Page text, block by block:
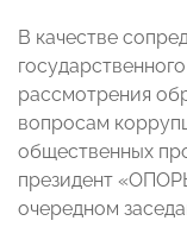
В качестве
рассмотрения
вопросам
общественных
президент
очередном